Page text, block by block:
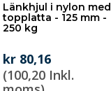
Länkhjul i nylon med
topplatta - 125 mm -
250 kg
kr 80,16
(100,20 Inkl.